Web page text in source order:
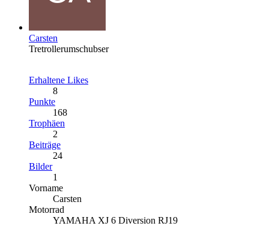
Carsten
Tretrollerumschubser
Erhaltene Likes
8
Punkte
168
Trophäen
2
Beiträge
24
Bilder
1
Vorname
Carsten
Motorrad
YAMAHA XJ 6 Diversion RJ19